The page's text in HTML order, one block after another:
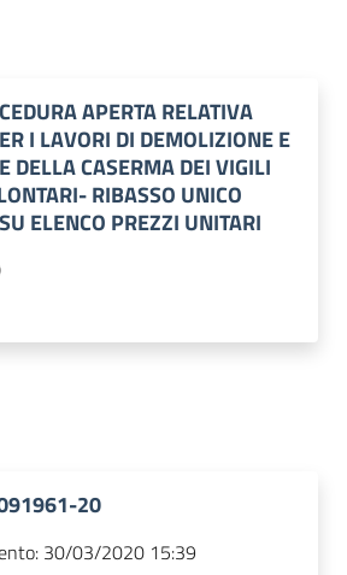
APERTA RELATIVA
I LAVORI DI DEMOLIZIONE E
DELLA CASERMA DEI VIGILI
RIBASSO UNICO
ELENCO PREZZI UNITARI
20
30/03/2020 15:39